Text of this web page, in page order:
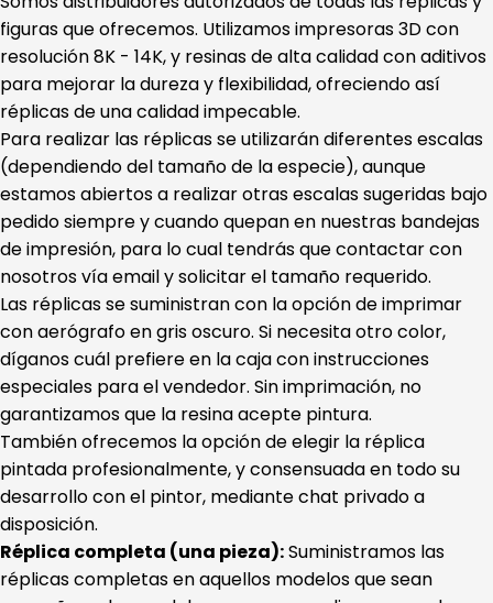
figuras que ofrecemos. Utilizamos impresoras 3D con
resolución 8K - 14K, y resinas de alta calidad con aditivos
para mejorar la dureza y flexibilidad, ofreciendo así
réplicas de una calidad impecable.
Para realizar las réplicas se utilizarán diferentes escalas
(dependiendo del tamaño de la especie), aunque
estamos abiertos a realizar otras escalas sugeridas bajo
pedido siempre y cuando quepan en nuestras bandejas
de impresión, para lo cual tendrás que contactar con
nosotros vía email y solicitar el tamaño requerido.
Las réplicas se suministran con la opción de imprimar
con aerógrafo en gris oscuro. Si necesita otro color,
díganos cuál prefiere en la caja con instrucciones
especiales para el vendedor. Sin imprimación, no
garantizamos que la resina acepte pintura.
También ofrecemos la opción de elegir la réplica
pintada profesionalmente, y consensuada en todo su
desarrollo con el pintor, mediante chat privado a
disposición.
Réplica completa (una pieza):Suministramos las
réplicas completas en aquellos modelos que sean